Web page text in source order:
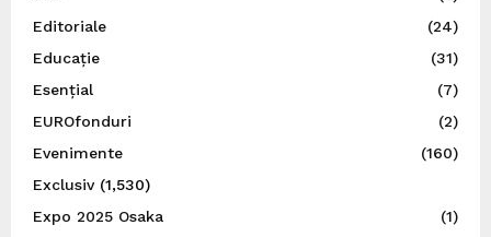
Editoriale
(24)
Educație
(31)
Esențial
(7)
EUROfonduri
(2)
Evenimente
(160)
Exclusiv(1,530)
Expo 2025 Osaka
(1)